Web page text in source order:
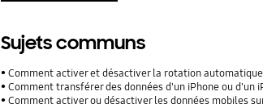
Sujets communs
Comment activer et désactiver la rotation
Comment transférer des données d'un iPhone ou d'un
Comment activer ou désactiver les données mobiles